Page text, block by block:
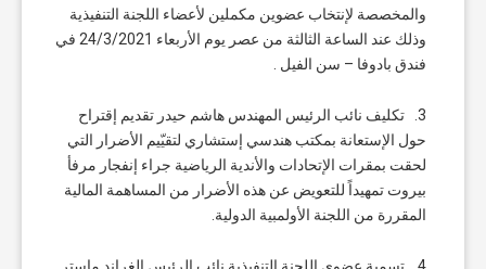
والمخصصة لإنتخاب عضوين مكملين لأعضاء اللجنة التنفيذية
وذلك عند الساعة الثالثة من عصر يوم الأربعاء 24/3/2021 في
فندق بادوفا – سن الفيل .
3. تكليف نائب الرئيس المهندس هاشم حيدر تقديم إقتراح
حول الإستعانة بمكتب هندسي إستشاري لتقيّيم الأضرار التي
لحقت بمقرات الإتحادات والأندية الرياضية جراء إنفجار مرفأ
بيروت تمهيداً للتعويض عن هذه الأضرار من المساهمة المالية
المقررة من اللجنة الأولمبية الدولية.